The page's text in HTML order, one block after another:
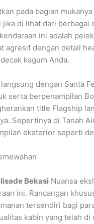
pada bagian mukanya
di lihat dari berbagai
ini adalah
agresif dengan detail
kagum Anda.
dengan Santa
serta berpenampilan
title Flagship
Sepertinya di Tanah
eksterior seperti
Bekasi Nuansa
ini. Rancangan
tersendiri bagi
kabin yang telah